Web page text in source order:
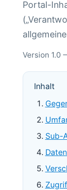
Portal-
Version 1.0
Inhalt
Sub-